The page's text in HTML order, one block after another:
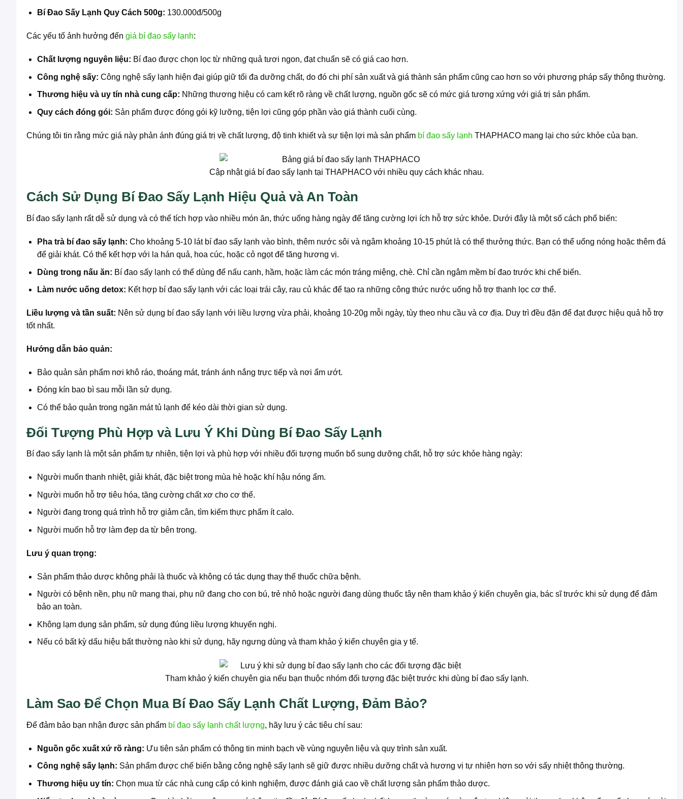
Bí Đao Sấy Lạnh Quy Cách 500g: 130.000đ/500g
Các yếu tố ảnh hưởng đến giá bí đao sấy lạnh:
Chất lượng nguyên liệu: Bí đao được chọn lọc từ những quả tươi ngon, đạt chuẩn sẽ có giá cao hơn.
Công nghệ sấy: Công nghệ sấy lạnh hiện đại giúp giữ tối đa dưỡng chất, do đó chi phí sản xuất và giá thành sản phẩm cũng cao hơn so với phương pháp sấy thông thường.
Thương hiệu và uy tín nhà cung cấp: Những thương hiệu có cam kết rõ ràng về chất lượng, nguồn gốc sẽ có mức giá tương xứng với giá trị sản phẩm.
Quy cách đóng gói: Sản phẩm được đóng gói kỹ lưỡng, tiện lợi cũng góp phần vào giá thành cuối cùng.
Chúng tôi tin rằng mức giá này phản ánh đúng giá trị về chất lượng, độ tinh khiết và sự tiện lợi mà sản phẩm bí đao sấy lạnh THAPHACO mang lại cho sức khỏe của bạn.
Cập nhật giá bí đao sấy lạnh tại THAPHACO với nhiều quy cách khác nhau.
Cách Sử Dụng Bí Đao Sấy Lạnh Hiệu Quả và An Toàn
Bí đao sấy lạnh rất dễ sử dụng và có thể tích hợp vào nhiều món ăn, thức uống hàng ngày để tăng cường lợi ích hỗ trợ sức khỏe. Dưới đây là một số cách phổ biến:
Pha trà bí đao sấy lạnh: Cho khoảng 5-10 lát bí đao sấy lạnh vào bình, thêm nước sôi và ngâm khoảng 10-15 phút là có thể thưởng thức. Bạn có thể uống nóng hoặc thêm đá
để giải khát. Có thể kết hợp với la hán quả, hoa cúc, hoặc cỏ ngọt để tăng hương vị.
Dùng trong nấu ăn: Bí đao sấy lạnh có thể dùng để nấu canh, hầm, hoặc làm các món tráng miệng, chè. Chỉ cần ngâm mềm bí đao trước khi chế biến.
Làm nước uống detox: Kết hợp bí đao sấy lạnh với các loại trái cây, rau củ khác để tạo ra những công thức nước uống hỗ trợ thanh lọc cơ thể.
Liều lượng và tần suất: Nên sử dụng bí đao sấy lạnh với liều lượng vừa phải, khoảng 10-20g mỗi ngày, tùy theo nhu cầu và cơ địa. Duy trì đều đặn để đạt được hiệu quả hỗ trợ
tốt nhất.
Hướng dẫn bảo quản:
Bảo quản sản phẩm nơi khô ráo, thoáng mát, tránh ánh nắng trực tiếp và nơi ẩm ướt.
Đóng kín bao bì sau mỗi lần sử dụng.
Có thể bảo quản trong ngăn mát tủ lạnh để kéo dài thời gian sử dụng.
Đối Tượng Phù Hợp và Lưu Ý Khi Dùng Bí Đao Sấy Lạnh
Bí đao sấy lạnh là một sản phẩm tự nhiên, tiện lợi và phù hợp với nhiều đối tượng muốn bổ sung dưỡng chất, hỗ trợ sức khỏe hàng ngày:
Người muốn thanh nhiệt, giải khát, đặc biệt trong mùa hè hoặc khí hậu nóng ẩm.
Người muốn hỗ trợ tiêu hóa, tăng cường chất xơ cho cơ thể.
Người đang trong quá trình hỗ trợ giảm cân, tìm kiếm thực phẩm ít calo.
Người muốn hỗ trợ làm đẹp da từ bên trong.
Lưu ý quan trọng:
Sản phẩm thảo dược không phải là thuốc và không có tác dụng thay thế thuốc chữa bệnh.
Người có bệnh nền, phụ nữ mang thai, phụ nữ đang cho con bú, trẻ nhỏ hoặc người đang dùng thuốc tây nên tham khảo ý kiến chuyên gia, bác sĩ trước khi sử dụng để đảm
bảo an toàn.
Không lạm dụng sản phẩm, sử dụng đúng liều lượng khuyến nghị.
Nếu có bất kỳ dấu hiệu bất thường nào khi sử dụng, hãy ngưng dùng và tham khảo ý kiến chuyên gia y tế.
Tham khảo ý kiến chuyên gia nếu bạn thuộc nhóm đối tượng đặc biệt trước khi dùng bí đao sấy lạnh.
Làm Sao Để Chọn Mua Bí Đao Sấy Lạnh Chất Lượng, Đảm Bảo?
Để đảm bảo bạn nhận được sản phẩm bí đao sấy lạnh chất lượng, hãy lưu ý các tiêu chí sau:
Nguồn gốc xuất xứ rõ ràng: Ưu tiên sản phẩm có thông tin minh bạch về vùng nguyên liệu và quy trình sản xuất.
Công nghệ sấy lạnh: Sản phẩm được chế biến bằng công nghệ sấy lạnh sẽ giữ được nhiều dưỡng chất và hương vị tự nhiên hơn so với sấy nhiệt thông thường.
Thương hiệu uy tín: Chọn mua từ các nhà cung cấp có kinh nghiệm, được đánh giá cao về chất lượng sản phẩm thảo dược.